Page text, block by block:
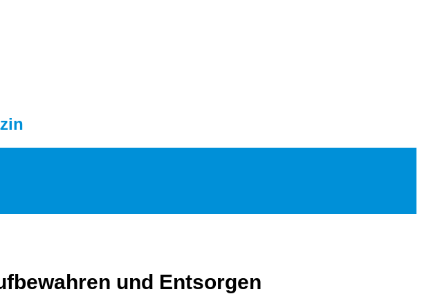
und Entsorgen